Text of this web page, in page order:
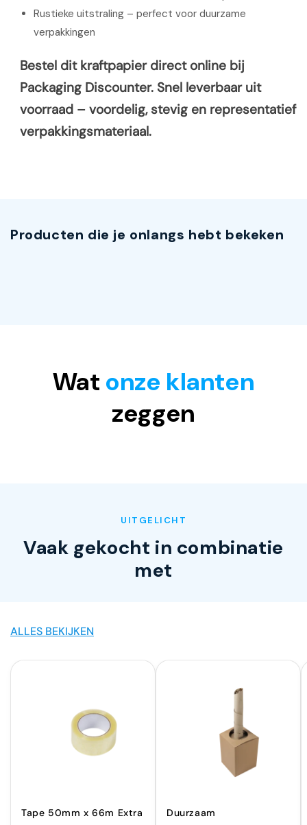
Rustieke uitstraling – perfect voor duurzame
verpakkingen
Bestel dit kraftpapier direct online bij
Packaging Discounter. Snel leverbaar uit
voorraad – voordelig, stevig en representatief
verpakkingsmateriaal.
Producten die je onlangs hebt bekeken
Wat onze klanten
zeggen
UITGELICHT
Vaak gekocht in combinatie
met
ALLES BEKIJKEN
Tape 50mm x 66m Extra
Duurzaam